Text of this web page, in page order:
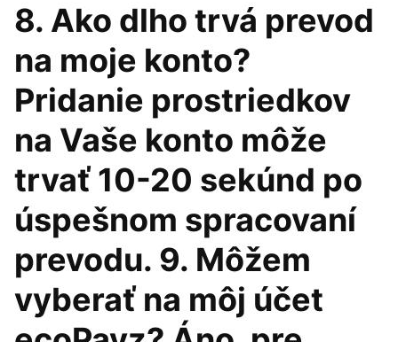
8. Ako dlho trvá prevod
na moje konto?
Pridanie prostriedkov
na Vaše konto môže
trvať 10-20 sekúnd po
úspešnom spracovaní
prevodu. 9. Môžem
vyberať na môj účet